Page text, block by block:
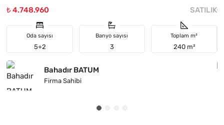
₺ 4.748.960 SATILIK
Oda sayısı
5+2
Banyo sayısı
3
Toplam m²
240 m²
Bahadır BATUM
Firma Sahibi
₺